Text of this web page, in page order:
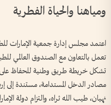
ومياهنا والحياة الفطرية
اعتمد مجلس إدارة جمعية الإمارات
تشكل خريطة طريق وطنية للحفاظ على
مصادر الدخل المستدامة، مستندة إلى
نهيان، طيب الله ثراه، والتزام دولة